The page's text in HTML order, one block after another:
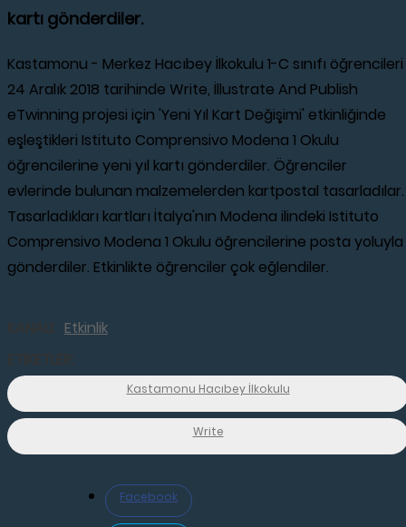
kartı gönderdiler.
Kastamonu - Merkez Hacıbey İlkokulu 1-C sınıfı öğrencileri
24 Aralık 2018 tarihinde Write, İllustrate And Publish
eTwinning projesi için 'Yeni Yıl Kart Değişimi' etkinliğinde
eşleştikleri Istituto Comprensivo Modena 1 Okulu
öğrencilerine yeni yıl kartı gönderdiler. Öğrenciler
evlerinde bulunan malzemelerden kartpostal tasarladılar.
Tasarladıkları kartları İtalya'nın Modena ilindeki Istituto
Comprensivo Modena 1 Okulu öğrencilerine posta yoluyla
gönderdiler. Etkinlikte öğrenciler çok eğlendiler.
Etkinlik
Kastamonu Hacıbey İlkokulu
Write
Facebook